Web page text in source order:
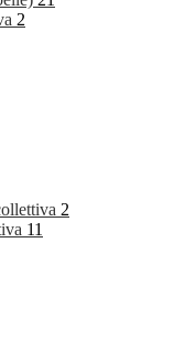
2
2
11